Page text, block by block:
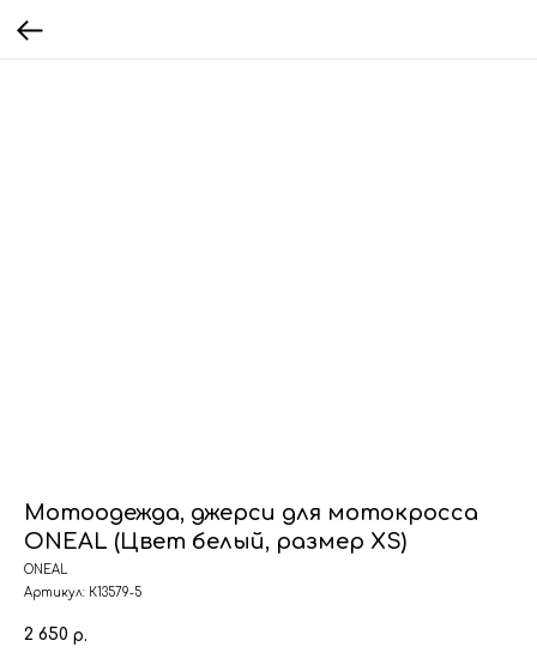
Мотоодежда, джерси для мотокросса
ONEAL (Цвет белый, размер XS)
ONEAL
Артикул: К13579-5
2 650 р.